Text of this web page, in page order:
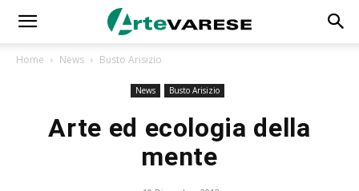
Home News Busto Arisizio
News Busto Arisizio
Arte ed ecologia della
mente